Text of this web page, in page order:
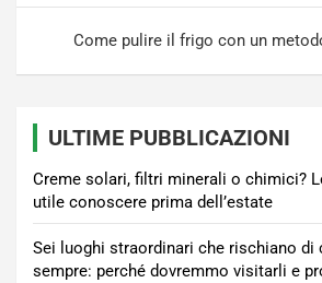
Come pulire il frigo con un
ULTIME PUBBLICAZIONI
Creme solari, filtri minerali o chimici?
utile conoscere prima dell’estate
Sei luoghi straordinari che rischiano di
sempre: perché dovremmo visitarli e